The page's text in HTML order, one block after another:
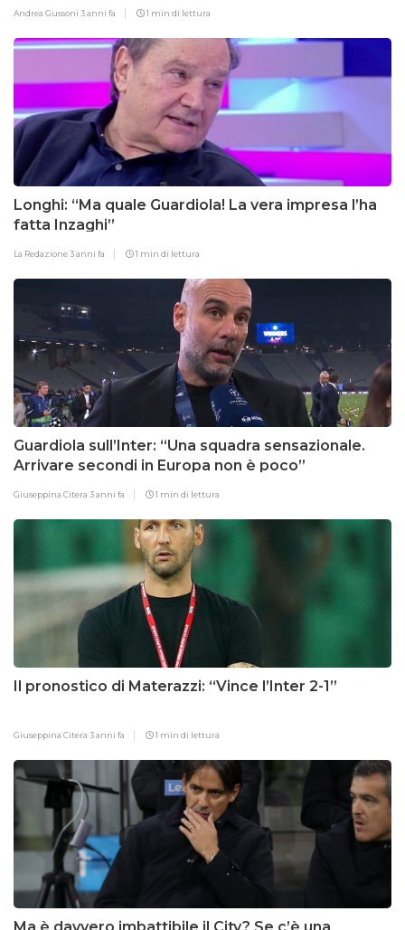
Andrea Gussoni 3 anni fa 1 min di lettura
Longhi: “Ma quale Guardiola! La vera impresa l’ha
fatta Inzaghi”
La Redazione3 anni fa 1 min di lettura
Guardiola sull’Inter: “Una squadra sensazionale.
Arrivare secondi in Europa non è poco”
Giuseppina Citera 3 anni fa 1 min di lettura
Il pronostico di Materazzi: “Vince l’Inter 2-1”
Giuseppina Citera 3 anni fa 1 min di lettura